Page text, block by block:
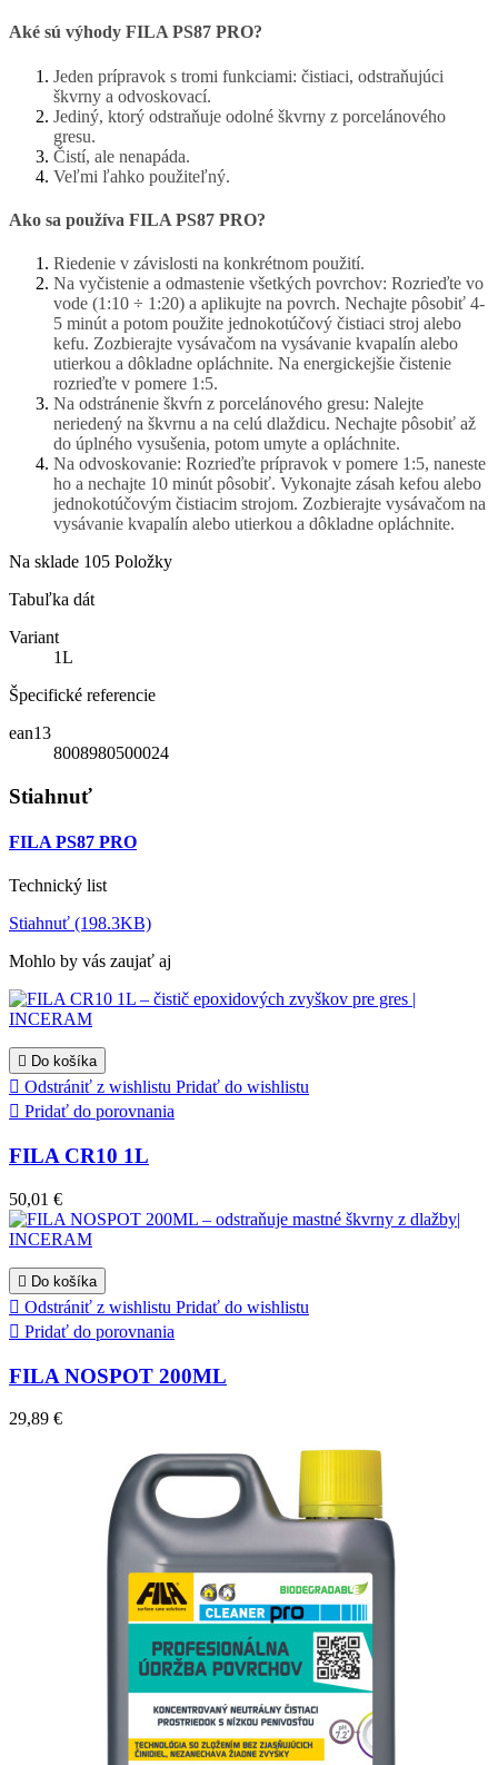
Aké sú výhody FILA PS87 PRO?
Jeden prípravok s tromi funkciami: čistiaci, odstraňujúci
škvrny a odvoskovací.
Jediný, ktorý odstraňuje odolné škvrny z porcelánového
gresu.
Čistí, ale nenapáda.
Veľmi ľahko použiteľný.
Ako sa používa FILA PS87 PRO?
Riedenie v závislosti na konkrétnom použití.
Na vyčistenie a odmastenie všetkých povrchov: Rozrieďte vo
vode (1:10 ÷ 1:20) a aplikujte na povrch. Nechajte pôsobiť 4-
5 minút a potom použite jednokotúčový čistiaci stroj alebo
kefu. Zozbierajte vysávačom na vysávanie kvapalín alebo
utierkou a dôkladne opláchnite. Na energickejšie čistenie
rozrieďte v pomere 1:5.
Na odstránenie škvŕn z porcelánového gresu: Nalejte
neriedený na škvrnu a na celú dlaždicu. Nechajte pôsobiť až
do úplného vysušenia, potom umyte a opláchnite.
Na odvoskovanie: Rozrieďte prípravok v pomere 1:5, naneste
ho a nechajte 10 minút pôsobiť. Vykonajte zásah kefou alebo
jednokotúčovým čistiacim strojom. Zozbierajte vysávačom na
vysávanie kvapalín alebo utierkou a dôkladne opláchnite.
Na sklade 105 Položky
Tabuľka dát
Variant
1L
Špecifické referencie
ean13
8008980500024
Stiahnuť
FILA PS87 PRO
Technický list
Stiahnuť (198.3KB)
Mohlo by vás zaujať aj
 Do košíka
 Odstrániť z wishlistu Pridať do wishlistu
 Pridať do porovnania
FILA CR10 1L
50,01 €
 Do košíka
 Odstrániť z wishlistu Pridať do wishlistu
 Pridať do porovnania
FILA NOSPOT 200ML
29,89 €